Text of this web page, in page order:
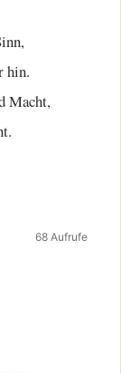
hin.
Macht,
68 Aufrufe